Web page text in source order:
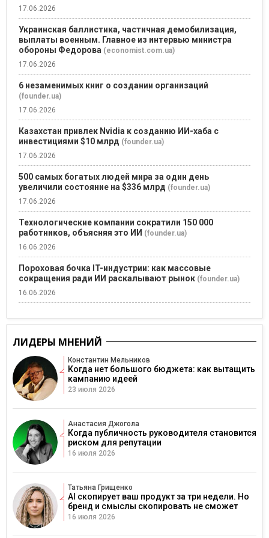
17.06.2026
Украинская баллистика, частичная демобилизация,
выплаты военным. Главное из интервью министра
обороны Федорова (economist.com.ua)
17.06.2026
6 незаменимых книг о создании организаций
(founder.ua)
17.06.2026
Казахстан привлек Nvidia к созданию ИИ-хаба с
инвестициями $10 млрд (founder.ua)
17.06.2026
500 самых богатых людей мира за один день
увеличили состояние на $336 млрд (founder.ua)
17.06.2026
Технологические компании сократили 150 000
работников, объясняя это ИИ (founder.ua)
16.06.2026
Пороховая бочка IT-индустрии: как массовые
сокращения ради ИИ раскалывают рынок (founder.ua)
16.06.2026
ЛИДЕРЫ МНЕНИЙ
Константин Мельников
Когда нет большого бюджета: как вытащить
кампанию идеей
23 июля 2026
Анастасия Джогола
Когда публичность руководителя становится
риском для репутации
16 июля 2026
Татьяна Грищенко
AI скопирует ваш продукт за три недели. Но
бренд и смыслы скопировать не сможет
16 июля 2026